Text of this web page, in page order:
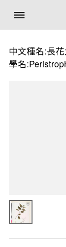
中文種名:長
學名